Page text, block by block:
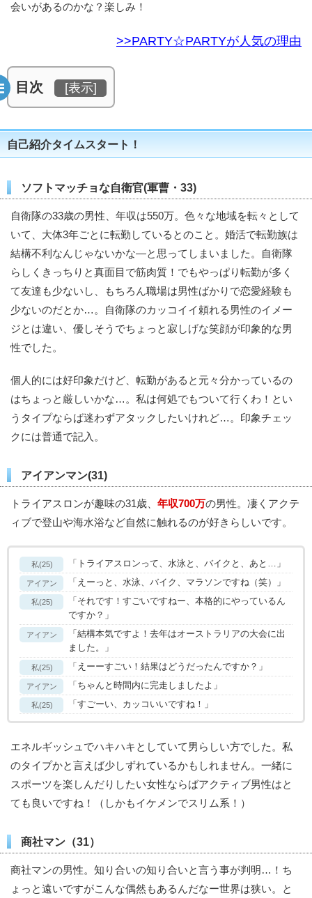
会いがあるのかな？楽しみ！
>>PARTY☆PARTYが人気の理由
目次 [表示]
自己紹介タイムスタート！
ソフトマッチョな自衛官(軍曹・33)
自衛隊の33歳の男性、年収は550万。色々な地域を転々として
いて、大体3年ごとに転勤しているとのこと。婚活で転勤族は
結構不利なんじゃないかな—と思ってしまいました。自衛隊
らしくきっちりと真面目で筋肉質！でもやっぱり転勤が多く
て友達も少ないし、もちろん職場は男性ばかりで恋愛経験も
少ないのだとか…。自衛隊のカッコイイ頼れる男性のイメー
ジとは違い、優しそうでちょっと寂しげな笑顔が印象的な男
性でした。
個人的には好印象だけど、転勤があると元々分かっているの
はちょっと厳しいかな…。私は何処でもついて行くわ！とい
うタイプならば迷わずアタックしたいけれど…。印象チェッ
クには普通で記入。
アイアンマン(31)
トライアスロンが趣味の31歳、 年収700万の男性。凄くアクテ
ィブで登山や海水浴など自然に触れるのが好きらしいです。
私(25) 「トライアスロンって、水泳と、バイクと、あと…」
アイアン 「えーっと、水泳、バイク、マラソンですね（笑）」
私(25)
「それです！すごいですねー、本格的にやっているん
ですか？」
アイアン
「結構本気ですよ！去年はオーストラリアの大会に出
ました。」
私(25) 「えーーすごい！結果はどうだったんですか？」
アイアン 「ちゃんと時間内に完走しましたよ」
私(25) 「すごーい、カッコいいですね！」
エネルギッシュでハキハキとしていて男らしい方でした。私
のタイプかと言えば少しずれているかもしれません。一緒に
スポーツを楽しんだりしたい女性ならばアクティブ男性はと
ても良いですね！（しかもイケメンでスリム系！）
商社マン（31）
商社マンの男性。知り合いの知り合いと言う事が判明…！ち
ょっと遠いですがこんな偶然もあるんだなー世界は狭い。と